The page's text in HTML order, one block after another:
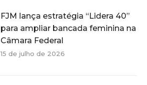
FJM lança estratégia “Lidera 40”
para ampliar bancada feminina na
Câmara Federal
15 de julho de 2026